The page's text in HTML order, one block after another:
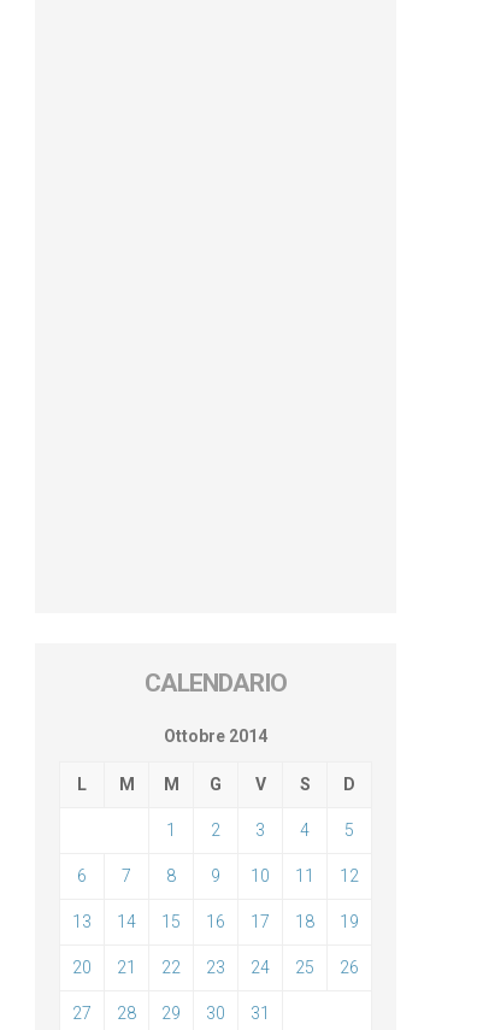
CALENDARIO
Ottobre 2014
L M M G V S D
1 2 3 4 5
6 7 8 9 10 11 12
13 14 15 16 17 18 19
20 21 22 23 24 25 26
27 28 29 30 31